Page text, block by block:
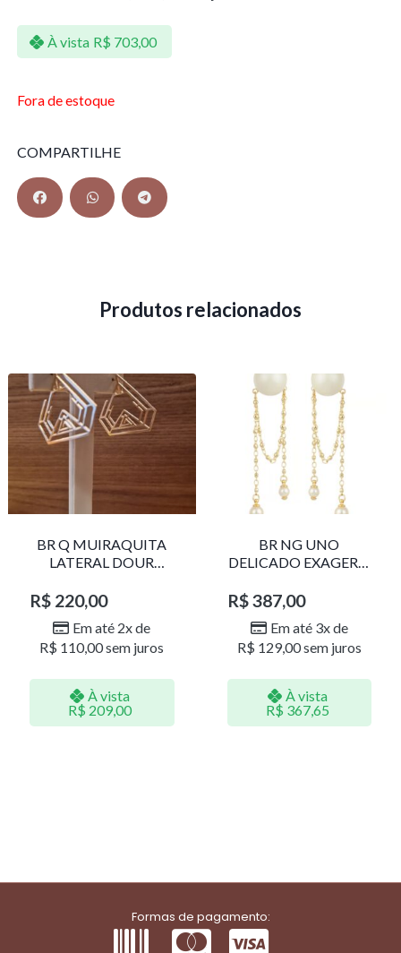
À vista R$ 703,00
Fora de estoque
COMPARTILHE
Produtos relacionados
BR Q MUIRAQUITA
LATERAL DOUR
R$ 220,00
Em até 2x de
R$ 110,00sem juros
À vista
R$ 209,00
BR NG UNO
DELICADO EXAGERO
R$387,00
Em até 3x de
R$ 129,00sem juros
À vista
R$ 367,65
Formas de pagamento: